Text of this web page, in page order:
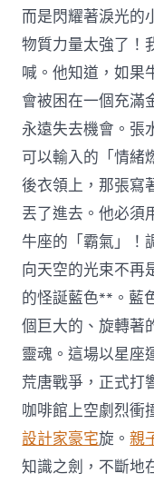
而是閃耀著淚光的
物質力量太強了！
喊。他知道，如果
會被困在一個充滿
永遠失去機會。張
可以輸入的「情緒
後衣領上，那張寫
丟了進去。他必須
牛座的「霸氣」！
向天空的光束不再
的怪誕藍色**。藍
個巨大的、旋轉著
靈魂。這場以星座
荒唐戰爭，正式打
咖啡館上空劇烈衝
設計家豪宅旋。親
知識之劍，不斷地